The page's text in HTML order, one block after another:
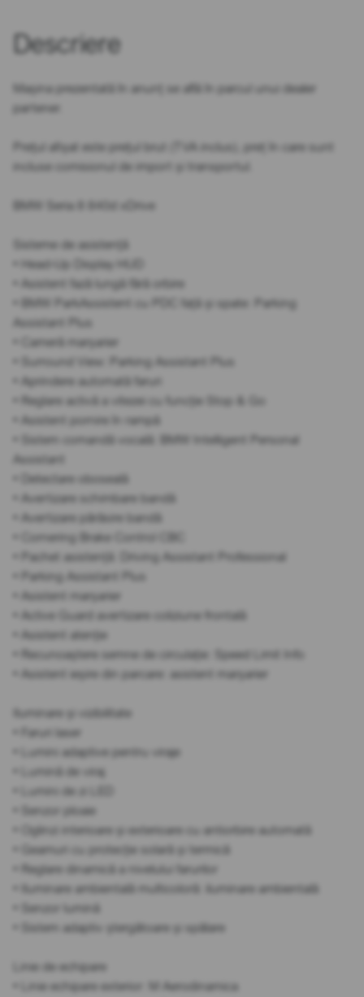
Descriere
Mașina prezentată în anunț se află în parcul unui dealer
partener.
Prețul afișat este prețul brut (TVA inclus), preț în care sunt
incluse comisionul de import și transportul.
BMW Seria 8 840d xDrive
Sisteme de asistență
• Head-Up Display HUD
• Asistent fază lungă fără orbire
• BMW ParkAssistent cu PDC față și spate: Parking
Assistant Plus
• Cameră marșarier
• Surround View: Parking Assistant Plus
• Aprindere automată faruri
• Reglare activă a vitezei cu funcție Stop & Go
• Asistent pornire în rampă
• Sistem comandă vocală: BMW Intelligent Personal
Assistant
• Detectare oboseală
• Avertizare schimbare bandă
• Avertizare părăsire bandă
• Cornering Brake Control CBC
• Pachet asistență: Driving Assistant Professional
• Parking Assistant Plus
• Asistent marșarier
• Active Guard avertizare coliziune frontală
• Asistent atenție
• Recunoaștere semne de circulație: Speed Limit Info
• Asistent ieșire din parcare: asistent marșarier
Iluminare și vizibilitate
• Faruri laser
• Lumini adaptive pentru viraje
• Lumină de viraj
• Lumini de zi LED
• Senzor ploaie
• Oglinzi interioare și exterioare cu antiorbire automată
• Geamuri cu protecție solară și termică
• Reglare dinamică a nivelului farurilor
• Iluminare ambientală multicoloră: iluminare ambientală
• Senzor lumină
• Sistem adaptiv ștergătoare și spălare
Linie de echipare
• Linie echipare exterior: M Aerodinamica